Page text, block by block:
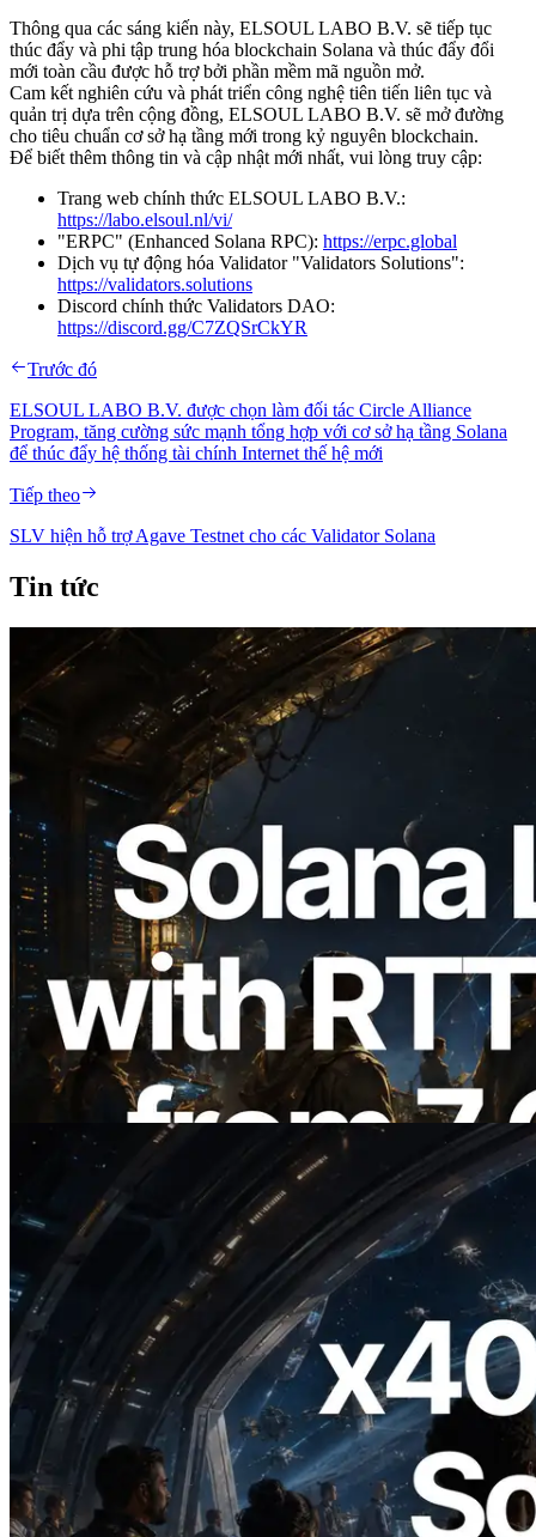
Thông qua các sáng kiến này, ELSOUL LABO B.V. sẽ tiếp tục
thúc đẩy và phi tập trung hóa blockchain Solana và thúc đẩy đổi
mới toàn cầu được hỗ trợ bởi phần mềm mã nguồn mở.
Cam kết nghiên cứu và phát triển công nghệ tiên tiến liên tục và
quản trị dựa trên cộng đồng, ELSOUL LABO B.V. sẽ mở đường
cho tiêu chuẩn cơ sở hạ tầng mới trong kỷ nguyên blockchain.
Để biết thêm thông tin và cập nhật mới nhất, vui lòng truy cập:
Trang web chính thức ELSOUL LABO B.V.:
https://labo.elsoul.nl/vi/
"ERPC" (Enhanced Solana RPC): https://erpc.global
Dịch vụ tự động hóa Validator "Validators Solutions":
https://validators.solutions
Discord chính thức Validators DAO:
https://discord.gg/C7ZQSrCkYR
Trước đó
ELSOUL LABO B.V. được chọn làm đối tác Circle Alliance
Program, tăng cường sức mạnh tổng hợp với cơ sở hạ tầng Solana
để thúc đẩy hệ thống tài chính Internet thế hệ mới
Tiếp theo
SLV hiện hỗ trợ Agave Testnet cho các Validator Solana
Tin tức
2026.08.05
ERPC mở rộng Solana Leader Slot API
với phép đo ping từ 7 khu vực toàn cầu —
Validators Information API cũng chính
thức ra mắt
Đọc bài viết này
2026.07.04
ERPC ra mắt Solana RPC hỗ trợ x402 —
Mở ra thời đại AI Agent trả tiền theo nhu
cầu cho API cần dùng